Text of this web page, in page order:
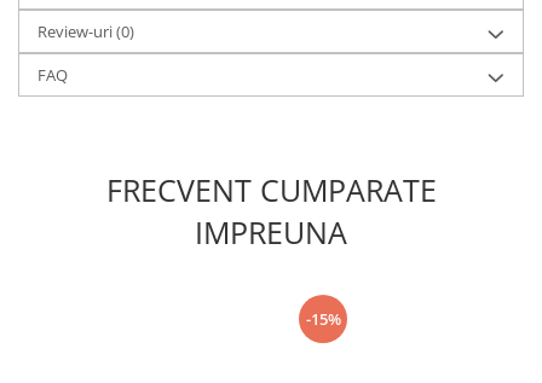
Review-uri(0)
FAQ
FRECVENT CUMPARATE
IMPREUNA
-15%